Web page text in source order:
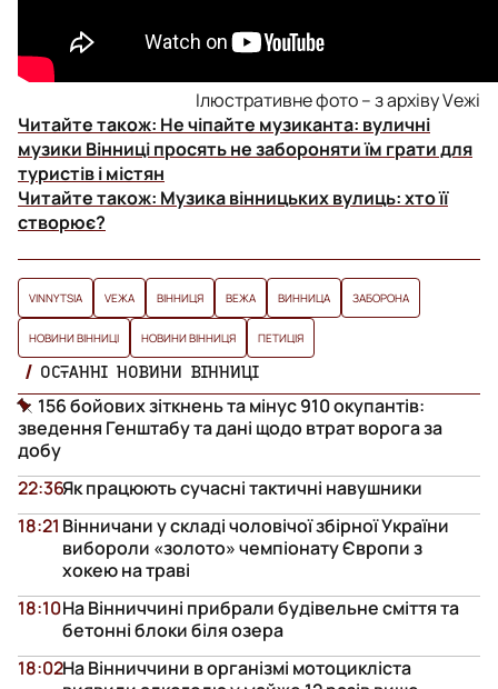
Ілюстративне фото – з архіву Vежі
Читайте також: Не чіпайте музиканта: вуличні
музики Вінниці просять не забороняти їм грати для
туристів і містян
Читайте також: Музика вінницьких вулиць: хто її
створює?
VINNYTSIA VЕЖА ВІННИЦЯ ВЕЖА ВИННИЦА ЗАБОРОНА
НОВИНИ ВІННИЦІ НОВИНИ ВІННИЦЯ ПЕТИЦІЯ
ОСТАННІ НОВИНИ ВІННИЦІ
156 бойових зіткнень та мінус 910 окупантів:
зведення Генштабу та дані щодо втрат ворога за
добу
Як працюють сучасні тактичні навушники
22:36
Вінничани у складі чоловічої збірної України
вибороли «золото» чемпіонату Європи з
хокею на траві
18:21
На Вінниччині прибрали будівельне сміття та
бетонні блоки біля озера
18:10
На Вінниччини в організмі мотоцикліста
18:02